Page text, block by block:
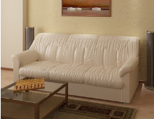
31.12.2004